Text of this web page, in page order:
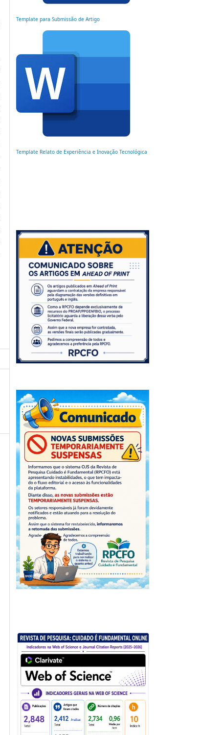
Template para Submissão de Artigo
Template Relato de Experiência e Inovação Tecnológica